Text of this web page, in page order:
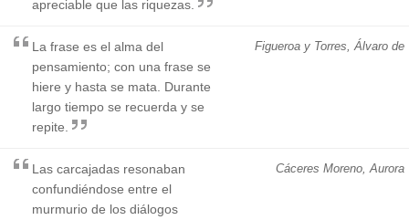
apreciable que las riquezas.
Figueroa y Torres, Álvaro de
La frase es el alma del
pensamiento; con una frase se
hiere y hasta se mata. Durante
largo tiempo se recuerda y se
repite.
Cáceres Moreno, Aurora
Las carcajadas resonaban
confundiéndose entre el
murmurio de los diálogos